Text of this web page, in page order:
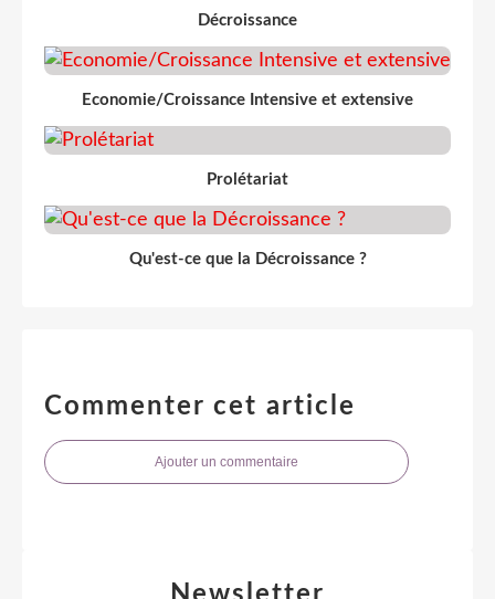
Décroissance
Economie/Croissance Intensive et extensive
Prolétariat
Qu'est-ce que la Décroissance ?
Commenter cet article
Ajouter un commentaire